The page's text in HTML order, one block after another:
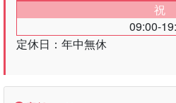
祝
09:00-
定休日：年中無休